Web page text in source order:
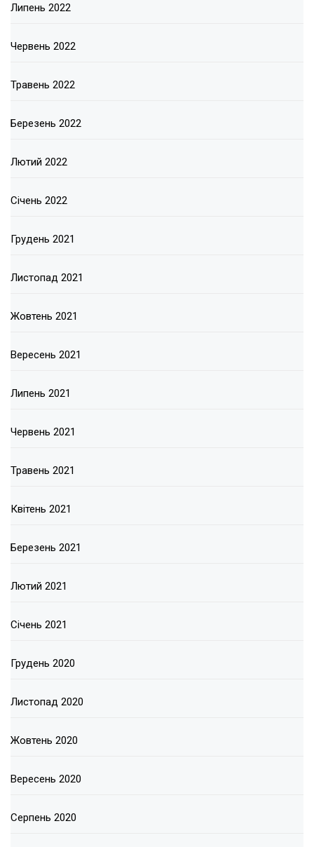
Липень 2022
Червень 2022
Травень 2022
Березень 2022
Лютий 2022
Січень 2022
Грудень 2021
Листопад 2021
Жовтень 2021
Вересень 2021
Липень 2021
Червень 2021
Травень 2021
Квітень 2021
Березень 2021
Лютий 2021
Січень 2021
Грудень 2020
Листопад 2020
Жовтень 2020
Вересень 2020
Серпень 2020